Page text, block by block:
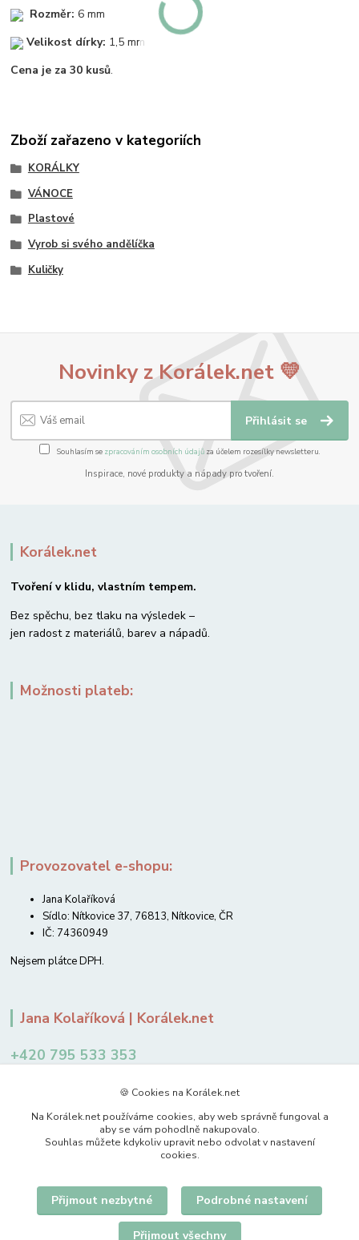
Rozměr: 6 mm
Velikost dírky: 1,5 mm
Cena je za 30 kusů.
Zboží zařazeno v kategoriích
KORÁLKY
VÁNOCE
Plastové
Vyrob si svého andělíčka
Kuličky
Novinky z Korálek.net 💛
Přihlásit se
Souhlasím se zpracováním osobních údajůza účelem rozesílky newsletteru.
Inspirace, nové produkty a nápady pro tvoření.
Korálek.net
Tvoření v klidu, vlastním tempem.
Bez spěchu, bez tlaku na výsledek –
jen radost z materiálů, barev a nápadů.
Možnosti plateb:
Provozovatel e-shopu:
Jana Kolaříková
Sídlo: Nítkovice 37, 76813, Nítkovice, ČR
IČ: 74360949
Nejsem plátce DPH.
Jana Kolaříková | Korálek.net
+420 795 533 353
Upravit sběr cookies.
🍪 Cookies na Korálek.net
Na Korálek.net používáme cookies, aby web správně fungoval a
aby se vám pohodlně nakupovalo.
Souhlas můžete kdykoliv upravit nebo odvolat v nastavení
cookies.
Přijmout nezbytné Podrobné nastavení
Přijmout všechny